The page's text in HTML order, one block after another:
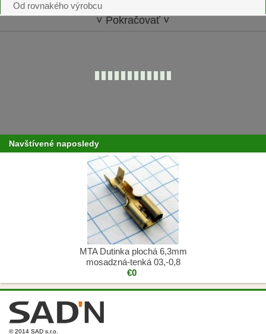
Od rovnakého výrobcu
˅ Pokračovať ˅
Navštívené naposledy
MTA Dutinka plochá 6,3mm
mosadzná-tenká 03,-0,8
€0
© 2014 SAD s.r.o.